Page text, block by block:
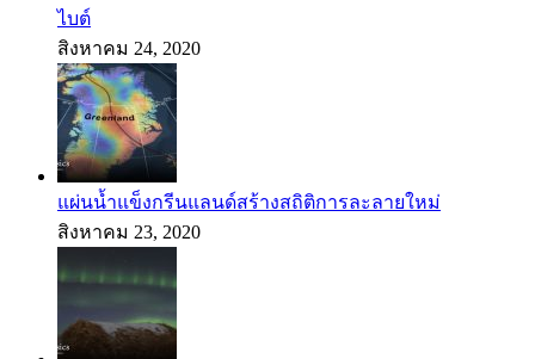
ไบต์
สิงหาคม 24, 2020
แผ่นน้ำแข็งกรีนแลนด์สร้างสถิติการละลายใหม่
สิงหาคม 23, 2020